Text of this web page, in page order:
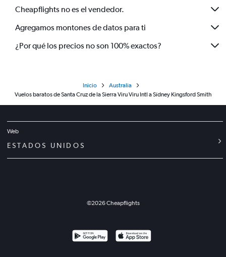
Cheapflights no es el vendedor.
Agregamos montones de datos para ti
¿Por qué los precios no son 100% exactos?
Inicio
Australia
Vuelos baratos de Santa Cruz de la Sierra Viru Viru Intl a Sídney Kingsford Smith
Web
ESTADOS UNIDOS
©2026Cheapflights